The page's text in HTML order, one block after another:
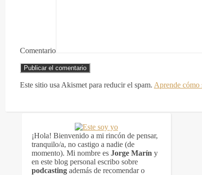
Comentario
Este sitio usa Akismet para reducir el spam. Aprende cómo
¡Hola! Bienvenido a mi rincón de pensar,
tranquilo/a, no castigo a nadie (de
momento). Mi nombre es Jorge Marín y
en este blog personal escribo sobre
podcasting además de recomendar o